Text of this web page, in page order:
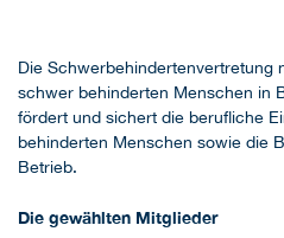
Die Schwerbehindertenvertretung
schwer behinderten Menschen in
fördert und sichert die berufliche
behinderten Menschen sowie die
Betrieb.
Die gewählten Mitglieder